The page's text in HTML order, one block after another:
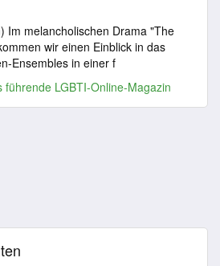
Im melancholischen Drama "The
wir einen Einblick in das
Ensembles in einer f
führende LGBTI-Online-Magazin